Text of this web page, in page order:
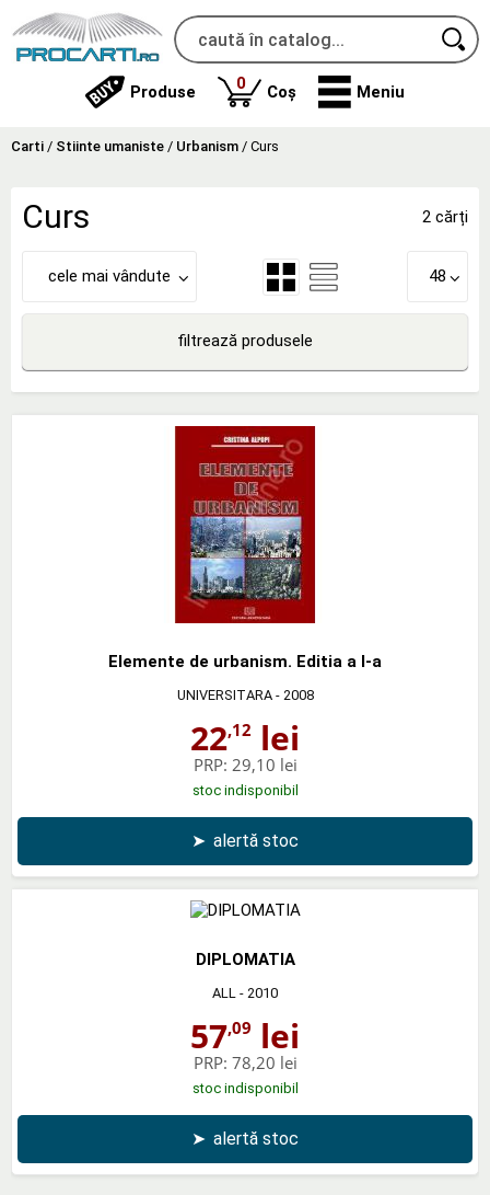
Produse 0produse
Coș Meniu
Carti / Stiinte umaniste / Urbanism / Curs
Curs 2 cărți
cele mai vândute 48
filtrează produsele
Elemente de urbanism. Editia a I-a
UNIVERSITARA- 2008
22,12 lei
PRP: 29,10 lei
stoc indisponibil
➤ alertă stoc
DIPLOMATIA
ALL - 2010
57,09 lei
PRP: 78,20 lei
stoc indisponibil
➤ alertă stoc